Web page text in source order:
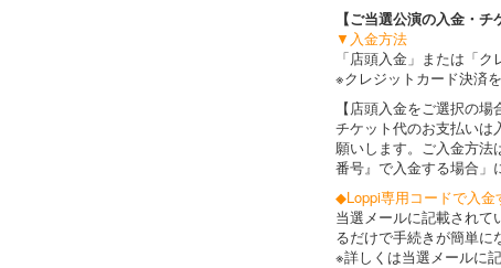
【ご当選公演の入金・チ
▼入金方法
「店頭入金」または「ク
※クレジットカード決済
【店頭入金をご選択の場
チケット代のお支払いは
願いします。ご入金方法
番号』で入金する場合」
◆Loppi専用コードで入金
当選メールに記載されて
るだけで手続きが簡単に
※詳しくは当選メールに